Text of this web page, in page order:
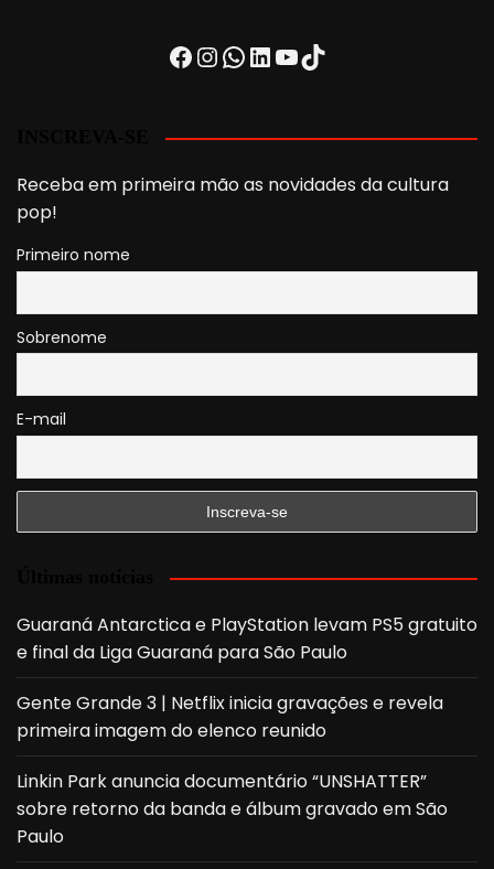
Facebook
Instagram
WhatsApp
LinkedIn
Youtube
TikTok
Receba em primeira mão as novidades da cultura
pop!
Primeiro nome
Sobrenome
E-mail
Guaraná Antarctica e PlayStation levam PS5 gratuito
e final da Liga Guaraná para São Paulo
Gente Grande 3 | Netflix inicia gravações e revela
primeira imagem do elenco reunido
Linkin Park anuncia documentário “UNSHATTER”
sobre retorno da banda e álbum gravado em São
Paulo